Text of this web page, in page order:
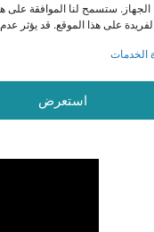
الجهاز. ستسمح لنا الموافقة على
على هذا الموقع. قد يؤثر
الخدمات
استعرض